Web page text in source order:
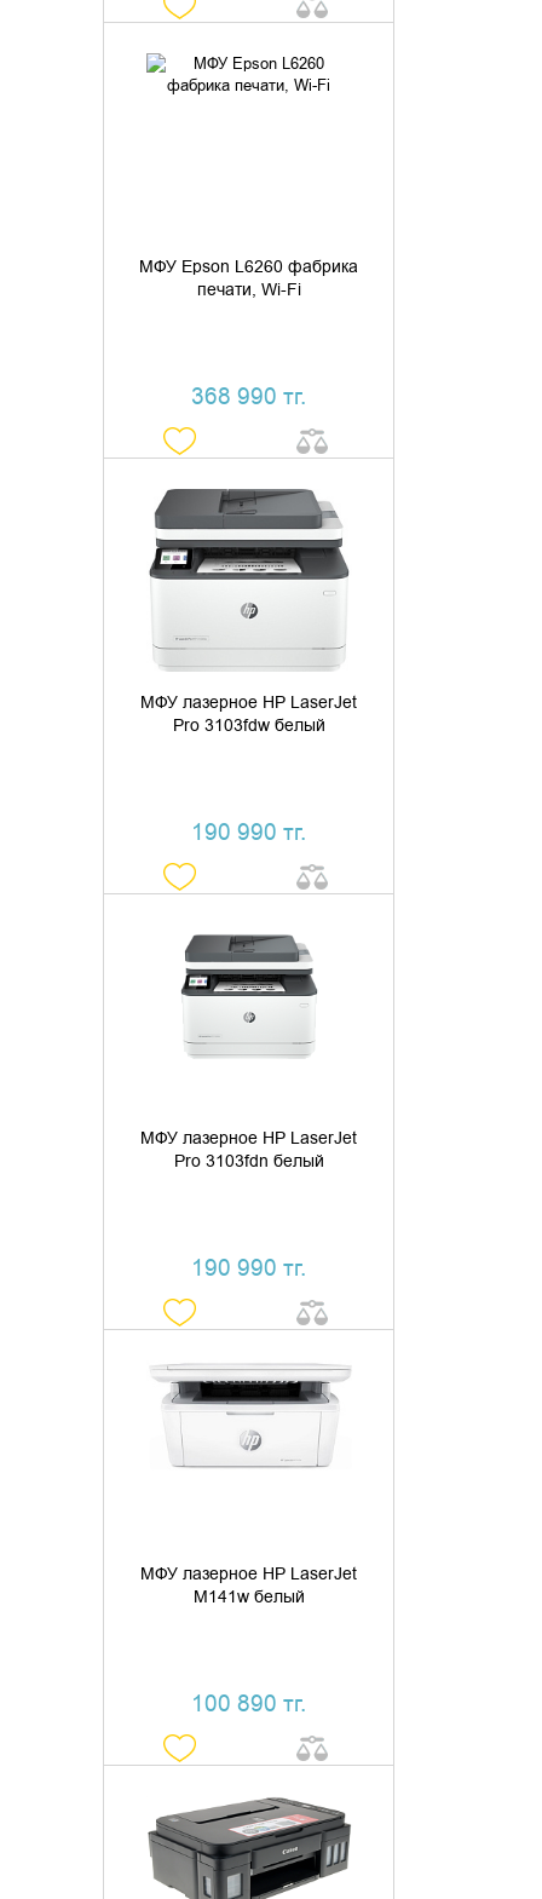
МФУ Epson L6260 фабрика
печати, Wi-Fi
368 990 тг.
ДОБАВИТЬ В КОРЗИНУ
МФУ лазерное HP LaserJet
Pro 3103fdw белый
190 990 тг.
ДОБАВИТЬ В КОРЗИНУ
МФУ лазерное HP LaserJet
Pro 3103fdn белый
190 990 тг.
ДОБАВИТЬ В КОРЗИНУ
КУПИТЬ В 1 КЛИК
МФУ лазерное HP LaserJet
M141w белый
100 890 тг.
ДОБАВИТЬ В КОРЗИНУ
КУПИТЬ В 1 КЛИК
ДОБАВИТЬ В КОРЗИНУ
КУПИТЬ В 1 КЛИК